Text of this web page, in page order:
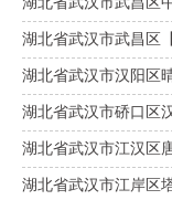
湖北省武汉市武昌区
湖北省武汉市硚口区
湖北省武汉市江岸区